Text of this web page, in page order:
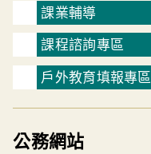
課業輔導
課程諮詢專區
戶外教育填報專區
公務網站